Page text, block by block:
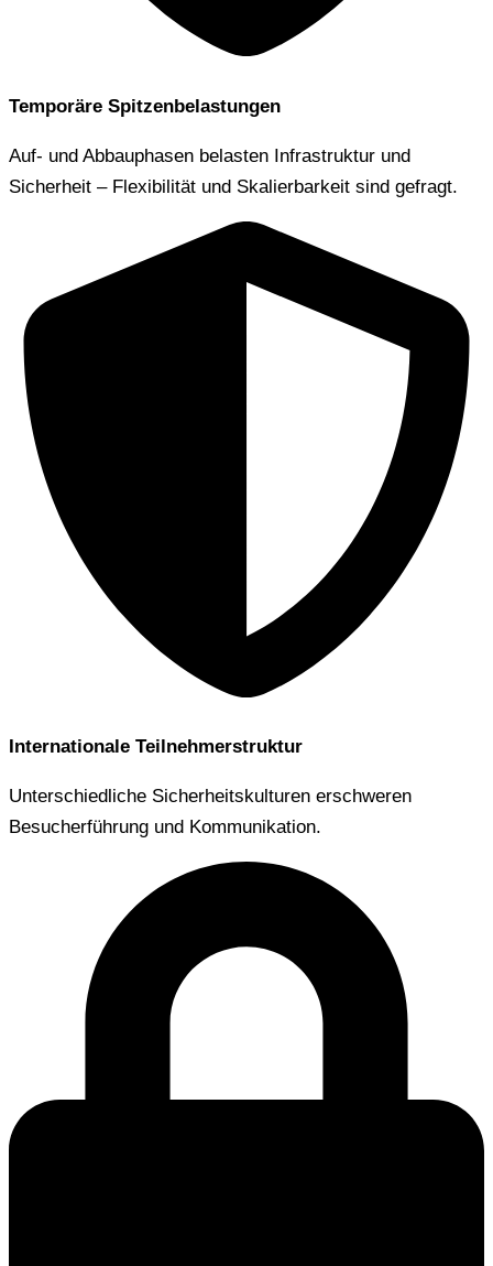
Temporäre Spitzenbelastungen
Auf- und Abbauphasen belasten Infrastruktur und
Sicherheit – Flexibilität und Skalierbarkeit sind gefragt.
Internationale Teilnehmerstruktur
Unterschiedliche Sicherheitskulturen erschweren
Besucherführung und Kommunikation.